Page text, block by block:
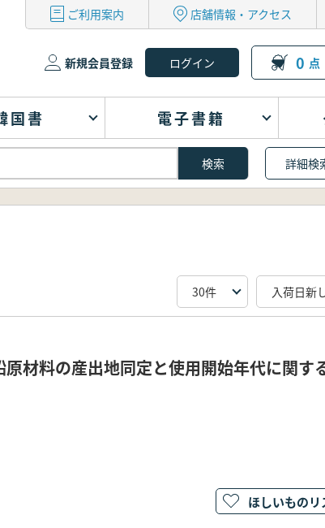
ご利用案内 店舗情報・アクセス
新規会員登録 0 点
国書 電子書籍
詳細検
材料の産出地同定と使用開始年代に関す
ほしいものリ